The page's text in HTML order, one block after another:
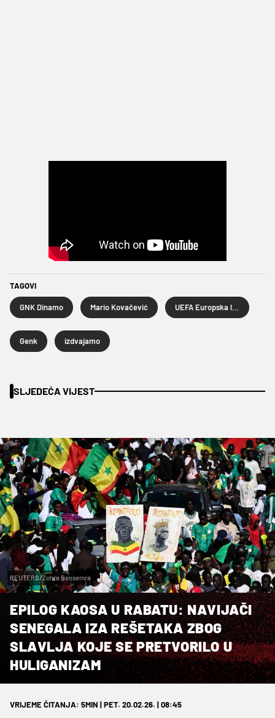
TAGOVI
GNK Dinamo Mario Kovačević
Genk izdvajamo
SLJEDEĆA VIJEST
REUTERS/Zohra Bensemra
EPILOG KAOSA U RABATU: NAVIJAČI
SENEGALA IZA REŠETAKA ZBOG
SLAVLJA KOJE SE PRETVORILO U
HULIGANIZAM
VRIJEME ČITANJA: 5MIN | PET. 20.02.26. | 08:45